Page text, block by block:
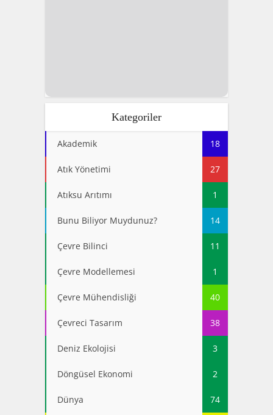
Kategoriler
Akademik 18
Atık Yönetimi 27
Atıksu Arıtımı 1
Bunu Biliyor Muydunuz? 14
Çevre Bilinci 11
Çevre Modellemesi 1
Çevre Mühendisliği 40
Çevreci Tasarım 38
Deniz Ekolojisi 3
Döngüsel Ekonomi 2
Dünya 74